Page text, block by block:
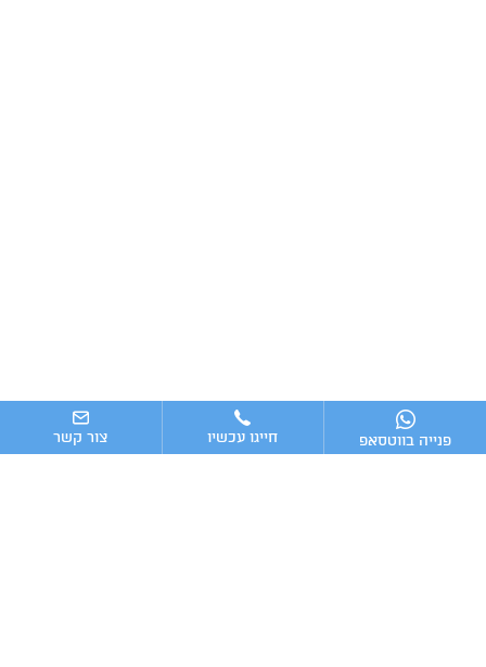
פנייה בווטסאפ חייגו עכשיו צור קשר